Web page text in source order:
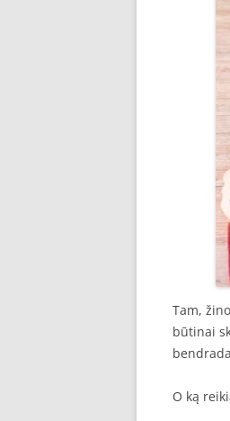
Tam,
būtinai
O ką